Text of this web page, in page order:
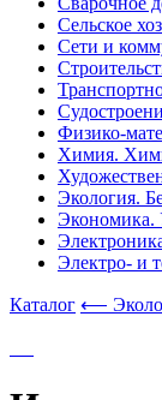
Сельское
Сети и
Физико-
Химия.
Экология.
Экономика.
Электро- и
Каталог ⟵